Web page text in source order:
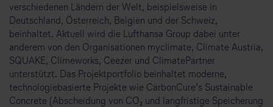
verschiedenen Ländern der Welt, beispielsweise in
Deutschland, Österreich, Belgien und der Schweiz,
beinhaltet. Aktuell wird die Lufthansa Group dabei unter
anderem von den Organisationen myclimate, Climate Austria,
SQUAKE, Climeworks, Ceezer und ClimatePartner
unterstützt. Das Projektportfolio beinhaltet moderne,
technologiebasierte Projekte wie CarbonCure’s Sustainable
Concrete (Abscheidung von CO₂ und langfristige Speicherung